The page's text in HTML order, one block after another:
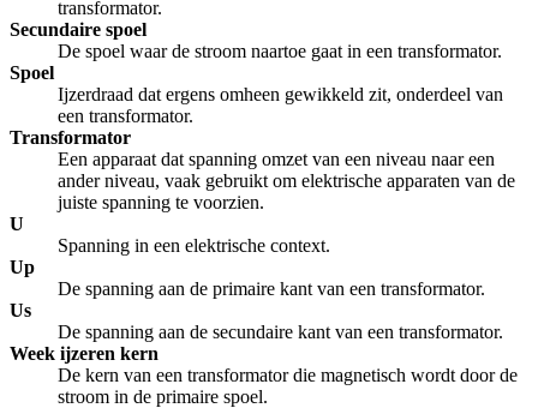
transformator.
Secundaire spoel
De spoel waar de stroom naartoe gaat in een transformator.
Spoel
Ijzerdraad dat ergens omheen gewikkeld zit, onderdeel van
een transformator.
Transformator
Een apparaat dat spanning omzet van een niveau naar een
ander niveau, vaak gebruikt om elektrische apparaten van de
juiste spanning te voorzien.
U
Spanning in een elektrische context.
Up
De spanning aan de primaire kant van een transformator.
Us
De spanning aan de secundaire kant van een transformator.
Week ijzeren kern
De kern van een transformator die magnetisch wordt door de
stroom in de primaire spoel.